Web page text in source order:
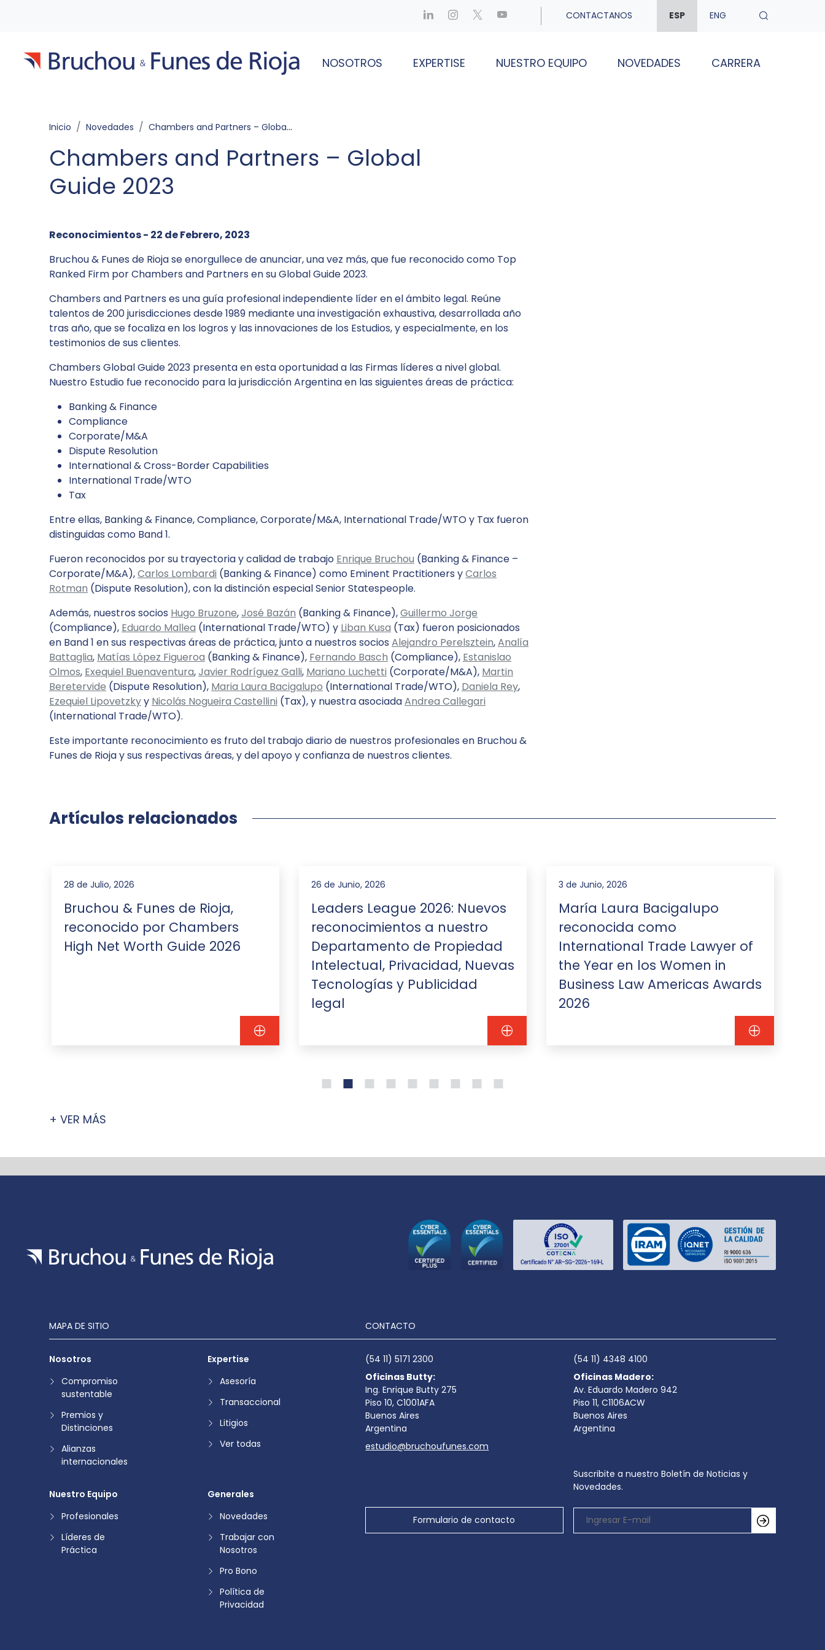
CONTACTANOS ESP ENG
NOSOTROS EXPERTISE NUESTRO EQUIPO NOVEDADES CARRERA
Inicio Novedades Chambers and Partners – Global Guide 2023
Chambers and Partners – Global
Guide 2023
Reconocimientos - 22 de Febrero, 2023
Bruchou & Funes de Rioja se enorgullece de anunciar, una vez más, que fue reconocido como Top
Ranked Firm por Chambers and Partners en su Global Guide 2023.
Chambers and Partners es una guía profesional independiente líder en el ámbito legal. Reúne
talentos de 200 jurisdicciones desde 1989 mediante una investigación exhaustiva, desarrollada año
tras año, que se focaliza en los logros y las innovaciones de los Estudios, y especialmente, en los
testimonios de sus clientes.
Chambers Global Guide 2023 presenta en esta oportunidad a las Firmas líderes a nivel global.
Nuestro Estudio fue reconocido para la jurisdicción Argentina en las siguientes áreas de práctica:
Banking & Finance
Compliance
Corporate/M&A
Dispute Resolution
International & Cross-Border Capabilities
International Trade/WTO
Tax
Entre ellas, Banking & Finance, Compliance, Corporate/M&A, International Trade/WTO y Tax fueron
distinguidas como Band 1.
Fueron reconocidos por su trayectoria y calidad de trabajo Enrique Bruchou (Banking & Finance –
Corporate/M&A),Carlos Lombardi (Banking & Finance) como Eminent Practitioners yCarlos
Rotman (Dispute Resolution), con la distinción especial Senior Statespeople.
Además, nuestros socios Hugo Bruzone,José Bazán (Banking & Finance),Guillermo Jorge
(Compliance), Eduardo Mallea (International Trade/WTO) y Liban Kusa (Tax) fueron posicionados
en Band 1 en sus respectivas áreas de práctica, junto a nuestros socios Alejandro Perelsztein,Analía
Battaglia, Matías López Figueroa (Banking & Finance), Fernando Basch (Compliance), Estanislao
Olmos, Exequiel Buenaventura,Javier Rodríguez Galli, Mariano Luchetti (Corporate/M&A), Martin
Beretervide (Dispute Resolution), Maria Laura Bacigalupo (International Trade/WTO), Daniela Rey,
Ezequiel Lipovetzkyy Nicolás Nogueira Castellini (Tax), y nuestra asociadaAndrea Callegari
(International Trade/WTO).
Este importante reconocimiento es fruto del trabajo diario de nuestros profesionales en Bruchou &
Funes de Rioja y sus respectivas áreas, y del apoyo y confianza de nuestros clientes.
Artículos relacionados
28 de Julio, 2026
Bruchou & Funes de Rioja,
reconocido por Chambers
High Net Worth Guide 2026
26 de Junio, 2026
Leaders League 2026: Nuevos
reconocimientos a nuestro
Departamento de Propiedad
Intelectual, Privacidad, Nuevas
Tecnologías y Publicidad
legal
3 de Junio, 2026
María Laura Bacigalupo
reconocida como
International Trade Lawyer of
the Year en los Women in
Business Law Americas Awards
2026
+ VER MÁS
MAPA DE SITIO
Nosotros
Compromiso
sustentable
Premios y
Distinciones
Alianzas
internacionales
Expertise
Asesoría
Transaccional
Litigios
Ver todas
Nuestro Equipo
Profesionales
Líderes de
Práctica
Generales
Novedades
Trabajar con
Nosotros
Pro Bono
Política de
Privacidad
CONTACTO
(54 11) 5171 2300
Oficinas Butty:
Ing. Enrique Butty 275
Piso 10, C1001AFA
Buenos Aires
Argentina
estudio@bruchoufunes.com
Formulario de contacto
(54 11) 4348 4100
Oficinas Madero:
Av. Eduardo Madero 942
Piso 11, C1106ACW
Buenos Aires
Argentina
Suscribite a nuestro Boletín de Noticias y
Novedades.